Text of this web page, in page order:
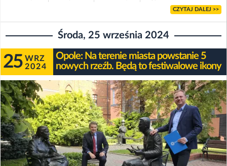
CZYTAJ DALEJ >>
Środa, 25 września 2024
25 WRZ
2024
Opole: Na terenie miasta powstanie 5
nowych rzeźb. Będą to festiwalowe ikony